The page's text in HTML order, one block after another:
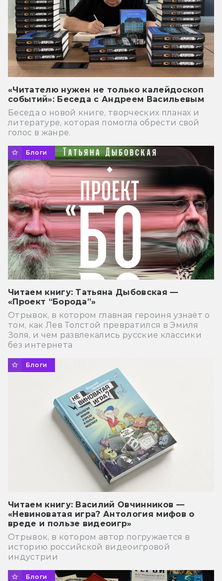
«Читателю нужен не только калейдоскоп
событий»: Беседа с Андреем Васильевым
Беседа о новой книге, творческих планах и
литературе, которая помогла обрести свой
голос в жанре.
Блоги
Читаем книгу: Татьяна Дыбовская —
«Проект “Борода”»
Отрывок, в котором главная героиня узнаёт о
том, как Лев Толстой превратился в Эмиля
Золя, и чем развлекались русские классики
без интернета
Блоги
Читаем книгу: Василий Овчинников —
«Невиноватая игра? Антология мифов о
вреде и пользе видеоигр»
Отрывок, в котором автор погружается в
историю российской видеоигровой
индустрии
Блоги